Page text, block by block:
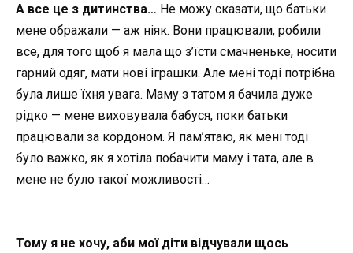
А все це з дитинства… Не можу сказати, що батьки
мене ображали — аж ніяк. Вони працювали, робили
все, для того щоб я мала що з’їсти смачненьке, носити
гарний одяг, мати нові іграшки. Але мені тоді потрібна
була лише їхня увага. Маму з татом я бачила дуже
рідко — мене виховувала бабуся, поки батьки
працювали за кордоном. Я пам’ятаю, як мені тоді
було важко, як я хотіла побачити маму і тата, але в
мене не було такої можливості…
Тому я не хочу, аби мої діти відчували щось